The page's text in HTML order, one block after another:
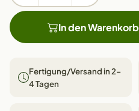
In den Warenkorb
Fertigung/Versand in 2–
4 Tagen